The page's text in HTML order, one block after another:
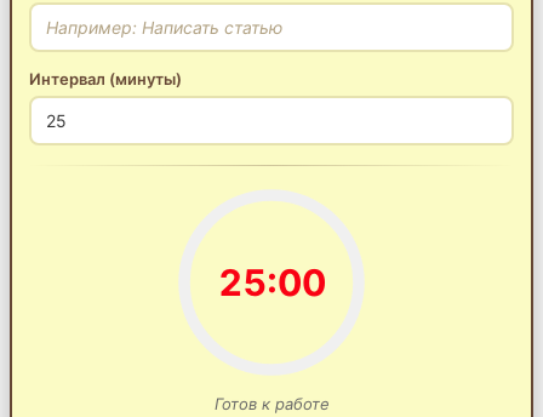
Интервал (минуты)
25:00
Готов к работе